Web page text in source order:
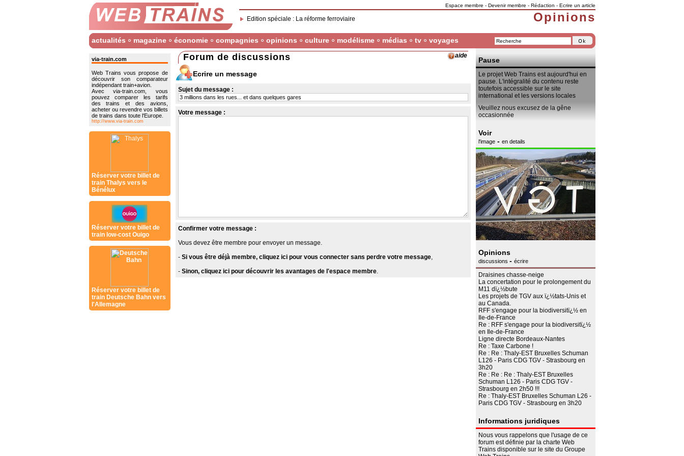
Espace membre - Devenir membre - Rédaction - Ecrire un article
Edition spéciale : La réforme ferroviaire Opinions
actualités magazine économie compagnies opinions culture modélisme médias tv voyages
via-train.com
Web Trains vous propose de
découvrir son comparateur
indépendant train+avion.
Avec via-train.com, vous
pouvez comparer les tarifs
des trains et des avions,
acheter ou revendre vos billets
de trains dans toute l'Europe.
http://www.via-train.com
Réserver votre billet de
train Thalys vers le
Bénélux
Réserver votre billet de
train low-cost Ouigo
Réserver votre billet de
train Deutsche Bahn vers
l'Allemagne
aide
Forum de discussions
Ecrire un message
Sujet du message :
Votre message :
Confirmer votre message :
Vous devez être membre pour envoyer un message.
- Si vous être déjà membre, cliquez ici pour vous connecter sans perdre votre message,
- Sinon, cliquez ici pour découvrir les avantages de l'espace membre.
Pause
Le projet Web Trains est aujourd'hui en
pause. L'intégralité du contenu reste
toutefois accessible sur le site
international et les versions locales
Veuillez nous excusez de la gêne
occasionnée
Voir
l'image- en details
Opinions
discussions - écrire
Draisines chasse-neige
La concertation pour le prolongement du
M11 dï¿½bute
Les projets de TGV aux ï¿½tats-Unis et
au Canada.
RFF s'engage pour la biodiversitï¿½ en
Ile-de-France
Re : RFF s'engage pour la biodiversitï¿½
en Ile-de-France
Ligne directe Bordeaux-Nantes
Re : Taxe Carbone !
Re : Re : Thaly-EST Bruxelles Schuman
L126 - Paris CDG TGV - Strasbourg en
3h20
Re : Re : Re : Thaly-EST Bruxelles
Schuman L126 - Paris CDG TGV -
Strasbourg en 2h50 !!!
Re : Thaly-EST Bruxelles Schuman L26 -
Paris CDG TGV - Strasbourg en 3h20
Informations juridiques
Nous vous rappelons que l'usage de ce
forum est définie par la charte Web
Trains disponible sur le site du Groupe